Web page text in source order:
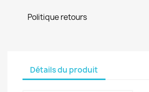
Politique retours
Détails du produit